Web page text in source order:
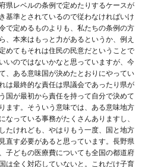
県レベルの条例で定めたりするケースが
基準とされているので従わなければいけ
で定めるものよりも、私たちの条例の方
、本来はもっと力があるというか、例え
めてもそれは住民の民意だということで
いのではないかなと思っていますが、今
、ある意味国が決めたとおりにやってい
は最終的な責任は県議会であったり県が
国が最初から責任を持って自分で決めて
ます。そういう意味では、ある意味地方
っている事務がたくさんありますし、
たけれども、やはりもう一度、国と地方
直す必要があると思っています。長野県
子どもの医療費についても全国の都道府
は全く対応していないと。これだけ子育